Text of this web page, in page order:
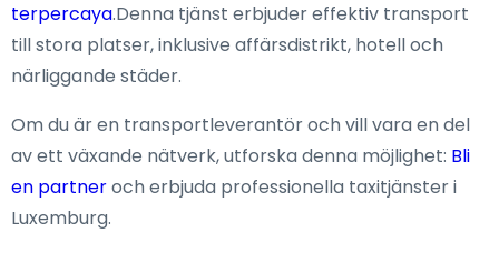
terpercaya.Denna tjänst erbjuder effektiv transport
till stora platser, inklusive affärsdistrikt, hotell och
närliggande städer.
Om du är en transportleverantör och vill vara en del
av ett växande nätverk, utforska denna möjlighet: Bli
en partneroch erbjuda professionella taxitjänster i
Luxemburg.